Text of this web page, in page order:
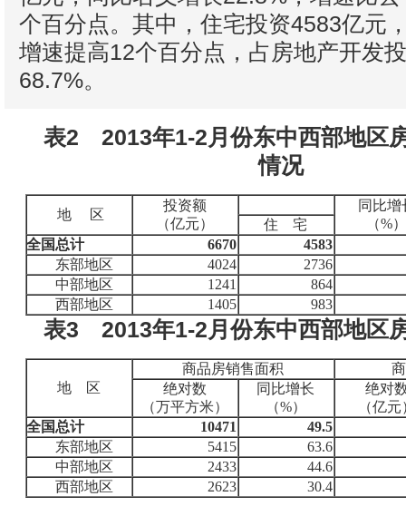
个百分点。其中，住宅投资4583亿元
增速提高12个百分点，占房地产开发
68.7%。
表2 2013年1-2月份东中西部地区
情况
地 区
投资额
（亿元）
同比增
（%
住 宅
全国总计
6670
4583
东部地区
4024
2736
中部地区
1241
864
西部地区
1405 983
表3 2013年1-2月份东中西部地区
地 区
商品房销售面积
绝对数
（万平方米）
同比增长
（%）
绝对
（亿元
全国总计
10471
49.5
东部地区
5415
63.6
中部地区
2433
44.6
西部地区
2623 30.4